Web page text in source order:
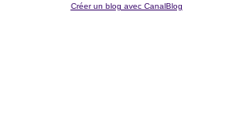
Créer un blog avec CanalBlog